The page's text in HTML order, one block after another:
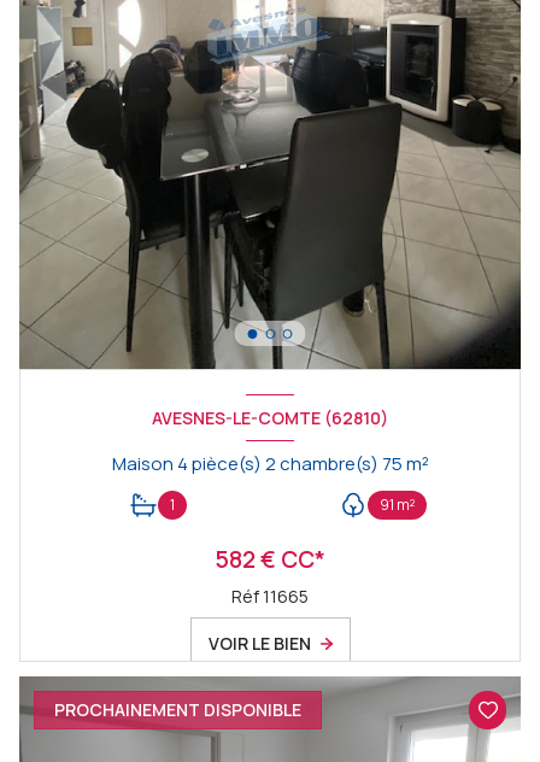
AVESNES-LE-COMTE (62810)
Maison 4 pièce(s) 2 chambre(s) 75 m²
1 91 m²
582 € CC*
Réf 11665
VOIR LE BIEN
PROCHAINEMENT DISPONIBLE